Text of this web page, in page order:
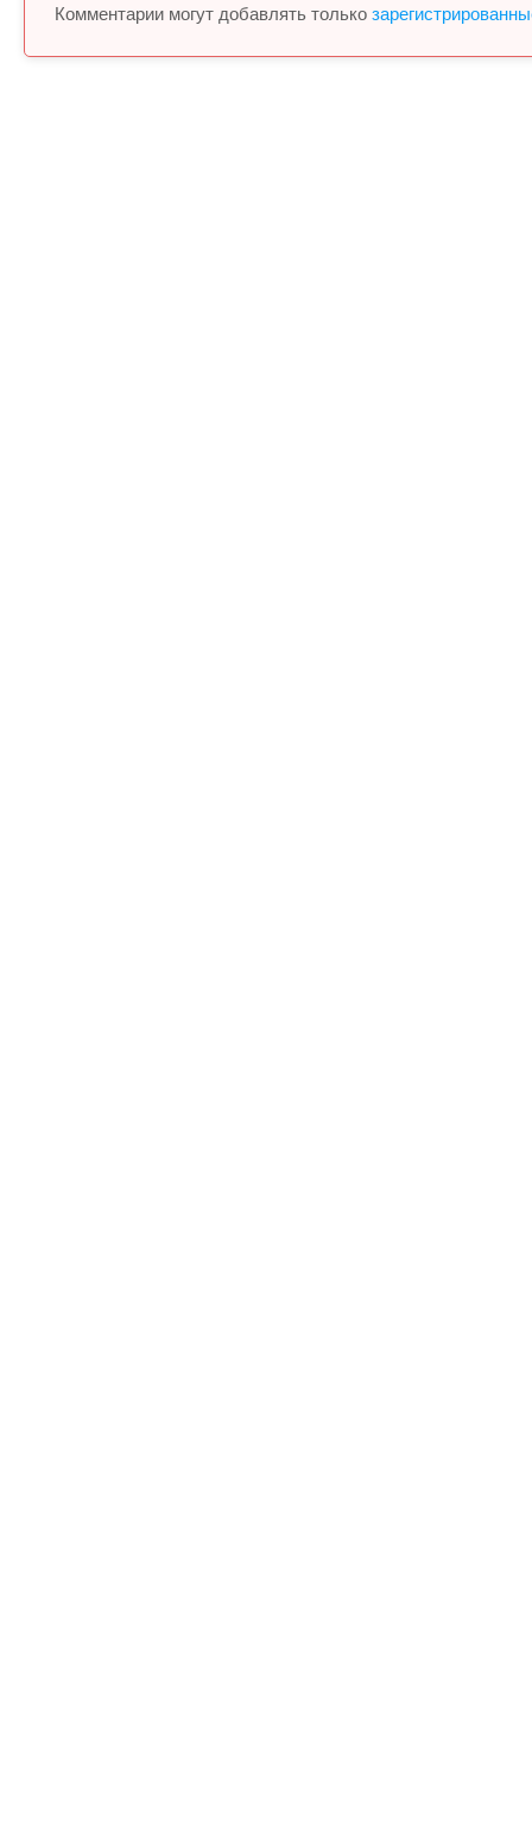
Комментарии могут добавлять только